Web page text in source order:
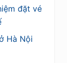
đặt vé
Hà Nội